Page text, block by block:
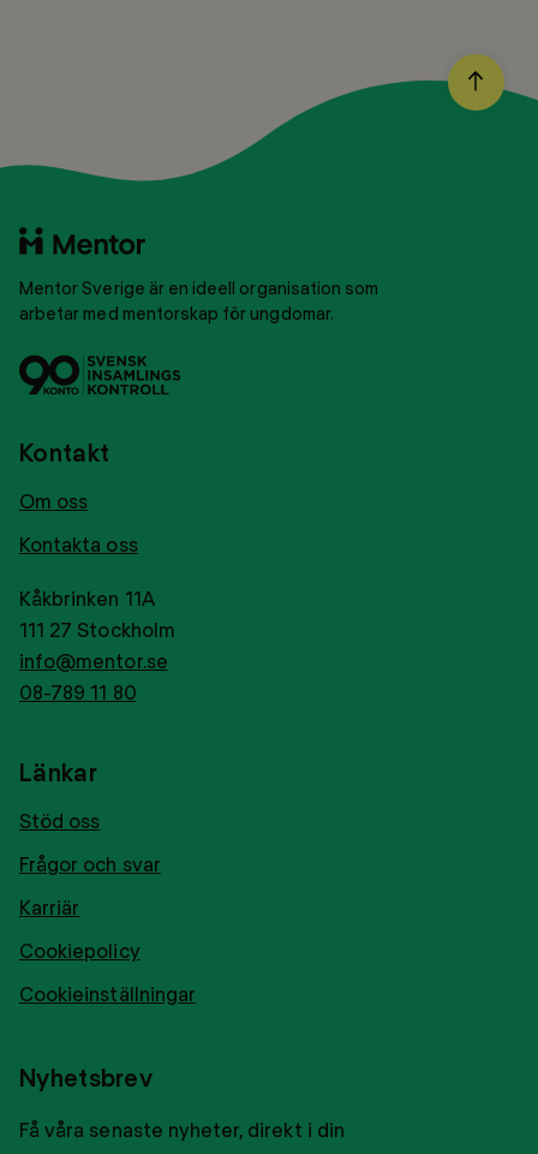
BACK
TO
Till
Mentor Sverige är en ideell organisation som
arbetar med mentorskap för ungdomar.
Svensk
insamlingskontroll
Kontakt
Om oss
Kontakta oss
Kåkbrinken 11A
111 27 Stockholm
info@mentor.se
08-789 11 80
Länkar
Stöd oss
Frågor och svar
Karriär
Cookiepolicy
Cookieinställningar
Nyhetsbrev
Få våra senaste nyheter, direkt i din